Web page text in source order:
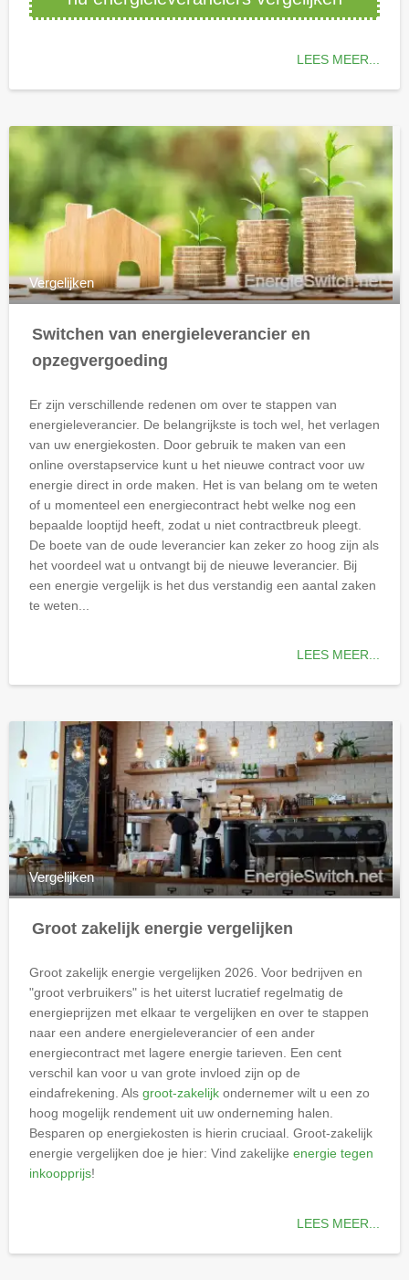
LEES MEER...
Vergelijken
Switchen van energieleverancier en
opzegvergoeding
Er zijn verschillende redenen om over te stappen van
energieleverancier. De belangrijkste is toch wel, het verlagen
van uw energiekosten. Door gebruik te maken van een
online overstapservice kunt u het nieuwe contract voor uw
energie direct in orde maken. Het is van belang om te weten
of u momenteel een energiecontract hebt welke nog een
bepaalde looptijd heeft, zodat u niet contractbreuk pleegt.
De boete van de oude leverancier kan zeker zo hoog zijn als
het voordeel wat u ontvangt bij de nieuwe leverancier. Bij
een energie vergelijk is het dus verstandig een aantal zaken
te weten...
LEES MEER...
Vergelijken
Groot zakelijk energie vergelijken
Groot zakelijk energie vergelijken 2026. Voor bedrijven en
"groot verbruikers" is het uiterst lucratief regelmatig de
energieprijzen met elkaar te vergelijken en over te stappen
naar een andere energieleverancier of een ander
energiecontract met lagere energie tarieven. Een cent
verschil kan voor u van grote invloed zijn op de
eindafrekening. Als groot-zakelijk ondernemer wilt u een zo
hoog mogelijk rendement uit uw onderneming halen.
Besparen op energiekosten is hierin cruciaal. Groot-zakelijk
energie vergelijken doe je hier: Vind zakelijke energie tegen
inkoopprijs!
LEES MEER...